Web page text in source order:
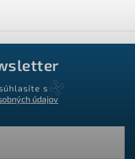
s
údajov